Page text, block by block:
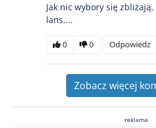
Jak nic wybory się
lans....
0 0 Odpowiedz
Zobacz więcej
reklama